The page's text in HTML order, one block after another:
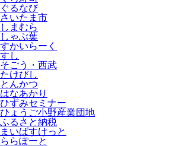
ぐるなび
さいたま市
しまむら
しゃぶ葉
すかいらーく
すし
そごう・西武
たけびし
とんかつ
はなあかり
ひずみセミナー
ひょうご小野産業団地
ふるさと納税
まいばすけっと
ららぽーと